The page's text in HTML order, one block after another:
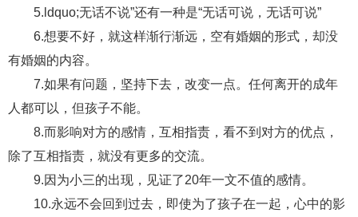
挽回老公 产检 家庭暴力 孕中期
经营婚姻
产妇食谱 同性恋 交往 搭讪 光棍节
交流沟通 约会 情感语录
其他
5.ldquo;无话不说”还有一种是“无话可说，无话可说”
6.想要不好，就这样渐行渐远，空有婚姻的形式，却没
有婚姻的内容。
7.如果有问题，坚持下去，改变一点。任何离开的成年
人都可以，但孩子不能。
8.而影响对方的感情，互相指责，看不到对方的优点，
除了互相指责，就没有更多的交流。
9.因为小三的出现，见证了20年一文不值的感情。
10.永远不会回到过去，即使为了孩子在一起，心中的影